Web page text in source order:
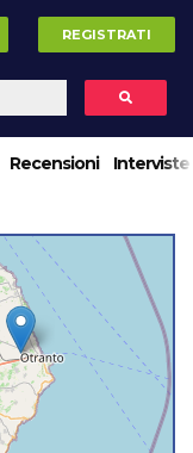
REGISTRATI
Recensioni Interviste